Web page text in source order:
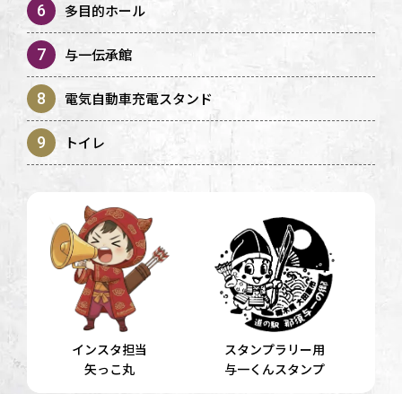
6 多目的ホール
7 与一伝承館
8 電気自動車充電スタンド
9 トイレ
インスタ担当
矢っこ丸
スタンプラリー用
与一くんスタンプ